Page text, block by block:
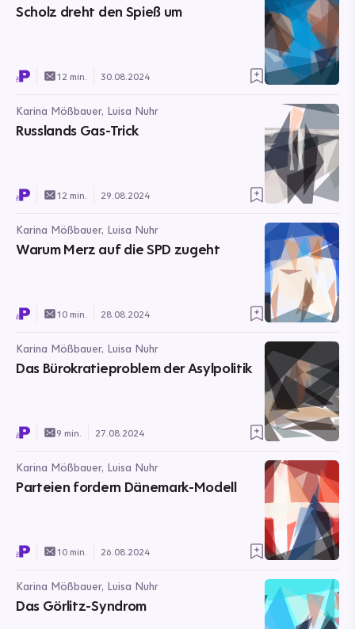
Scholz dreht den Spieß um
12 min. 30.08.2024
Karina Mößbauer, Luisa Nuhr
Russlands Gas-Trick
12 min. 29.08.2024
Karina Mößbauer, Luisa Nuhr
Warum Merz auf die SPD zugeht
10 min. 28.08.2024
Karina Mößbauer, Luisa Nuhr
Das Bürokratieproblem der Asylpolitik
9 min. 27.08.2024
Karina Mößbauer, Luisa Nuhr
Parteien fordern Dänemark-Modell
10 min. 26.08.2024
Karina Mößbauer, Luisa Nuhr
Das Görlitz-Syndrom